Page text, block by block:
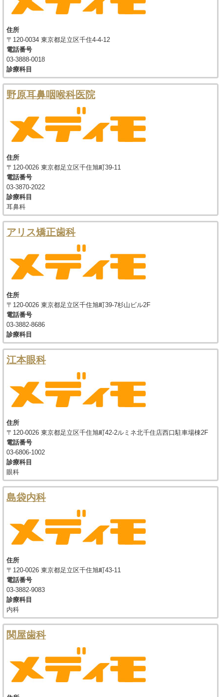
住所
〒120-0034 東京都足立区千住4-4-12
電話番号
03-3888-0018
診療科目
野原耳鼻咽喉科医院
住所
〒120-0026 東京都足立区千住旭町39-11
電話番号
03-3870-2022
診療科目
耳鼻科
アリス矯正歯科
住所
〒120-0026 東京都足立区千住旭町39-7杉山ビル2F
電話番号
03-3882-8686
診療科目
江本眼科
住所
〒120-0026 東京都足立区千住旭町42-2ルミネ北千住店西口駐車場棟2F
電話番号
03-6806-1002
診療科目
眼科
島袋内科
住所
〒120-0026 東京都足立区千住旭町43-11
電話番号
03-3882-9083
診療科目
内科
関屋歯科